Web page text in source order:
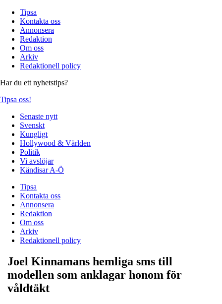
Tipsa
Kontakta oss
Annonsera
Redaktion
Om oss
Arkiv
Redaktionell policy
Har du ett nyhetstips?
Tipsa oss!
Senaste nytt
Svenskt
Kungligt
Hollywood & Världen
Politik
Vi avslöjar
Kändisar A-Ö
Tipsa
Kontakta oss
Annonsera
Redaktion
Om oss
Arkiv
Redaktionell policy
Joel Kinnamans hemliga sms till
modellen som anklagar honom för
våldtäkt